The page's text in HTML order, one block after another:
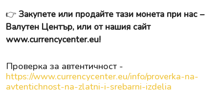
👉 Закупете или продайте тази монета при нас –
Валутен Център, или от нашия сайт
www.currencycenter.eu!
Проверка за автентичност -
https://www.currencycenter.eu/info/proverka-na-
avtentichnost-na-zlatni-i-srebarni-izdelia